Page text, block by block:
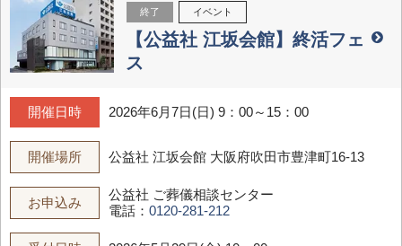
終了 イベント
【公益社 江坂会館】終活フェ
ス
開催日時 2026年6月7日(日) 9：00～15：00
開催場所 公益社 江坂会館 大阪府吹田市豊津町16-13
お申込み
公益社 ご葬儀相談センター
電話： 0120-281-212